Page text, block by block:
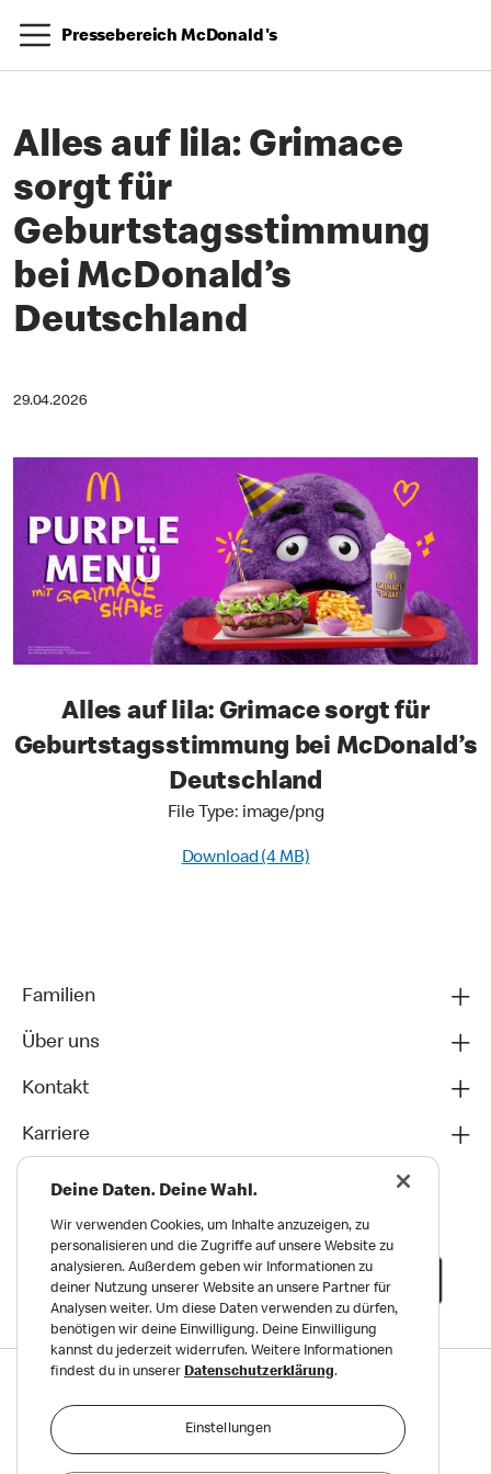
Pressebereich McDonald's
Alles auf lila: Grimace
sorgt für
Geburtstagsstimmung
bei McDonald’s
Deutschland
29.04.2026
Alles auf lila: Grimace sorgt für
Geburtstagsstimmung bei McDonald’s
Deutschland
File Type: image/png
Download (4 MB)
Familien
Über uns
Kontakt
Karriere
Datenschutz
Deine Daten. Deine Wahl.
Wir verwenden Cookies, um Inhalte anzuzeigen, zu
personalisieren und die Zugriffe auf unsere Website zu
analysieren. Außerdem geben wir Informationen zu
deiner Nutzung unserer Website an unsere Partner für
Analysen weiter. Um diese Daten verwenden zu dürfen,
benötigen wir deine Einwilligung. Deine Einwilligung
kannst du jederzeit widerrufen. Weitere Informationen
findest du in unserer Datenschutzerklärung.
Einstellungen